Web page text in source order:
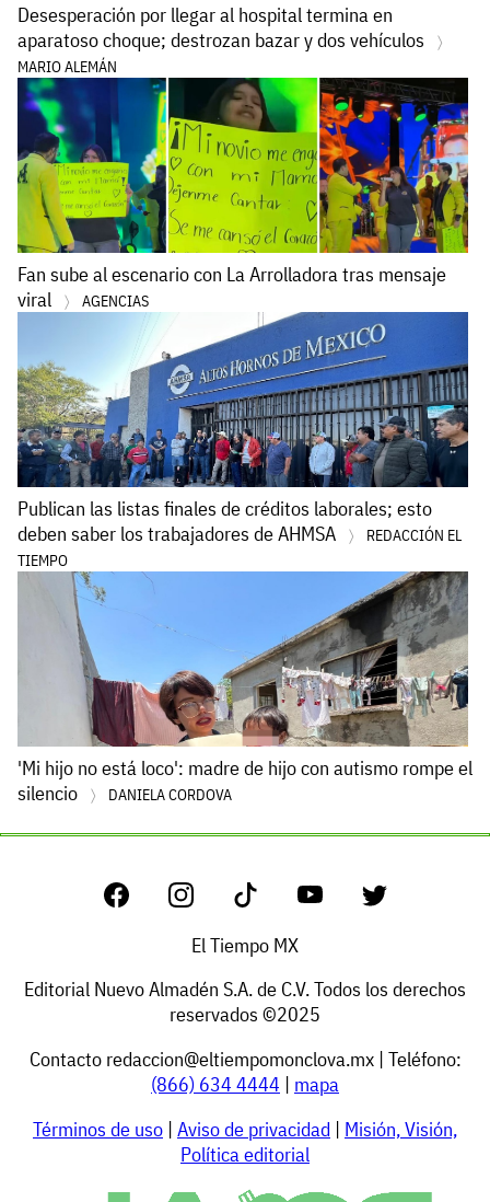
Desesperación por llegar al hospital termina en
aparatoso choque; destrozan bazar y dos vehículos
MARIO ALEMÁN
Fan sube al escenario con La Arrolladora tras mensaje
viral
AGENCIAS
Publican las listas finales de créditos laborales; esto
deben saber los trabajadores de AHMSA
REDACCIÓN EL
TIEMPO
'Mi hijo no está loco': madre de hijo con autismo rompe el
silencio
DANIELA CORDOVA
El Tiempo MX
Editorial Nuevo Almadén S.A. de C.V. Todos los derechos
reservados ©2025
Contacto redaccion@eltiempomonclova.mx| Teléfono:
(866) 634 4444 | mapa
Términos de uso | Aviso de privacidad | Misión, Visión,
Política editorial